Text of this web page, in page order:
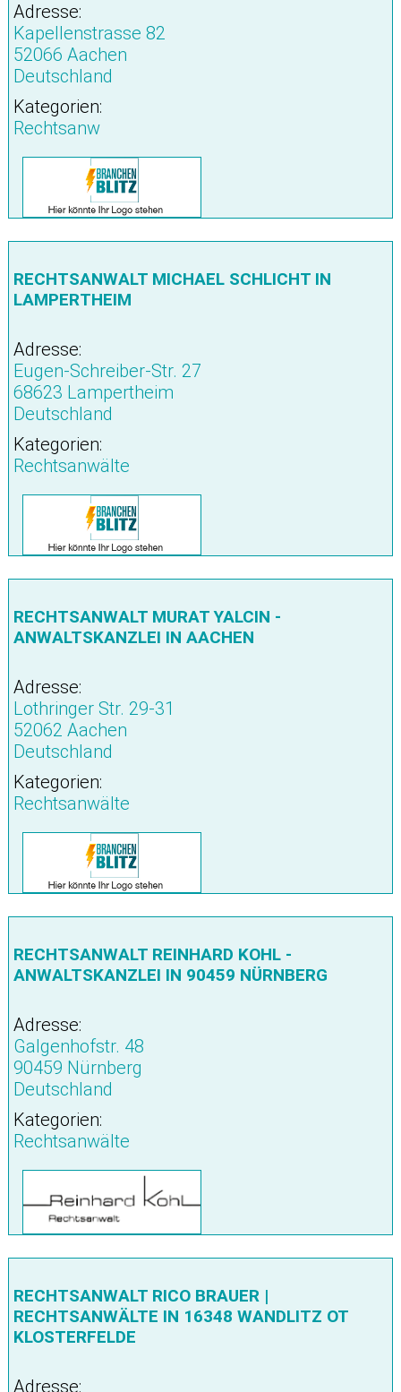
Adresse:
Kapellenstrasse 82
52066 Aachen
Deutschland
Kategorien:
Rechtsanw
RECHTSANWALT MICHAEL SCHLICHT IN
LAMPERTHEIM
Adresse:
Eugen-Schreiber-Str. 27
68623 Lampertheim
Deutschland
Kategorien:
Rechtsanwälte
RECHTSANWALT MURAT YALCIN -
ANWALTSKANZLEI IN AACHEN
Adresse:
Lothringer Str. 29-31
52062 Aachen
Deutschland
Kategorien:
Rechtsanwälte
RECHTSANWALT REINHARD KOHL -
ANWALTSKANZLEI IN 90459 NÜRNBERG
Adresse:
Galgenhofstr. 48
90459 Nürnberg
Deutschland
Kategorien:
Rechtsanwälte
RECHTSANWALT RICO BRAUER |
RECHTSANWÄLTE IN 16348 WANDLITZ OT
KLOSTERFELDE
Adresse: